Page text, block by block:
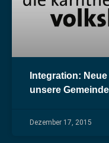
Integration:
unsere
Dezember 17, 2015